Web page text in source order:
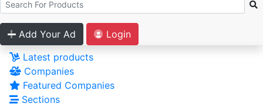
Add Your Ad
Login
Latest products
Companies
Featured Companies
Sections